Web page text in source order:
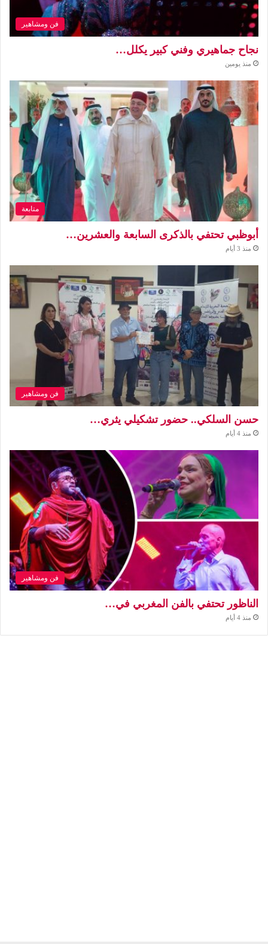
فن ومشاهير
نجاح جماهيري وفني كبير يكلل…
منذ يومين
متابعة
أبوظبي تحتفي بالذكرى السابعة والعشرين…
منذ 3 أيام
فن ومشاهير
حسن السلكي.. حضور تشكيلي يثري…
منذ 4 أيام
فن ومشاهير
الناظور تحتفي بالفن المغربي في…
منذ 4 أيام